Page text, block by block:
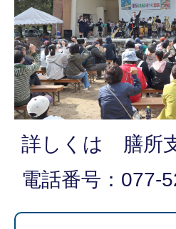
詳しくは 膳所
電話番号：077-